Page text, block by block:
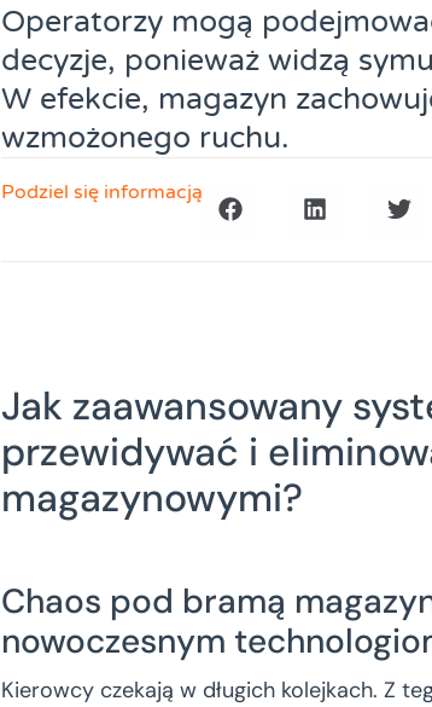
Operatorzy mogą
decyzje, ponieważ widzą
W efekcie, magazyn
wzmożonego ruchu.
Podziel się informacją
Jak zaawansowany
przewidywać i
magazynowymi?
Chaos pod bramą
nowoczesnym
Kierowcy czekają w długich kolejkach. Z